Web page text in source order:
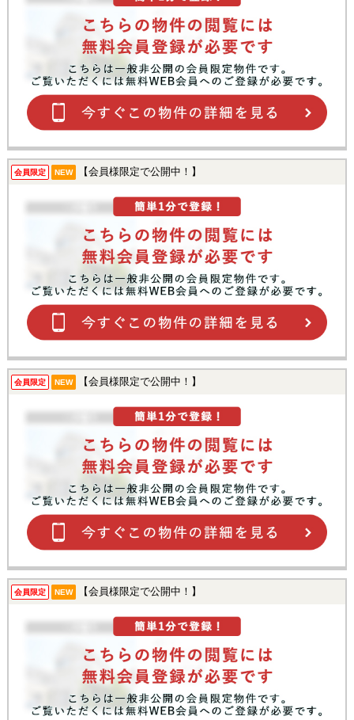
会員限定 NEW 【会員様限定で公開中！】
会員限定 NEW 【会員様限定で公開中！】
会員限定 NEW 【会員様限定で公開中！】